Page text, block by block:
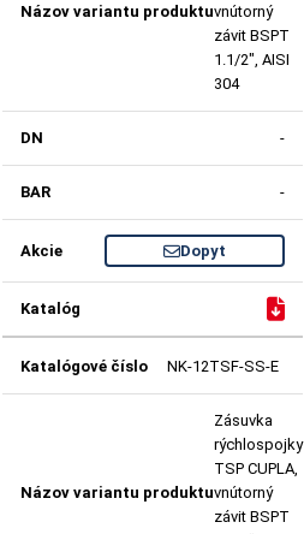
vnútorný
závit BSPT
1.1/2", AISI
304
-
-
Dopyt
NK-12TSF-SS-E
Zásuvka
rýchlospojky
TSP CUPLA,
vnútorný
závit BSPT